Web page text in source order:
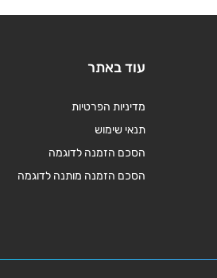
עוד באתר
מדיניות הפרטיות
תנאי שימוש
הסכם הזמנה לדוגמה
הסכם הזמנה מותנה לדוגמה